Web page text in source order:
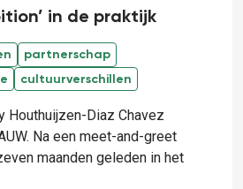
in de praktijk
partnerschap
cultuurverschillen
Houthuijzen-Diaz Chavez
Na een meet-and-greet
maanden geleden in het